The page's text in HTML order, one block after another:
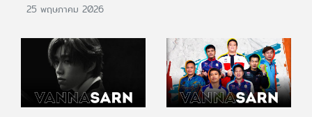
25 พฤษภาคม 2026